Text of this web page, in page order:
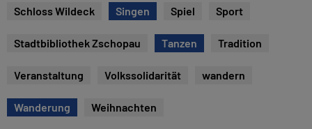
Schloss Wildeck Singen Spiel Sport
Stadtbibliothek Zschopau Tanzen Tradition
Veranstaltung Volkssolidarität wandern
Wanderung Weihnachten